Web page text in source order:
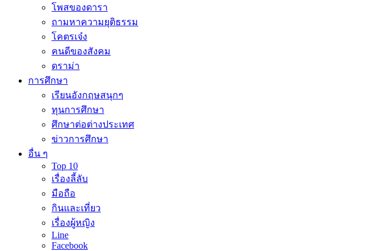
โพสของดารา
ถามหาความยุติธรรม
โคตรเจ๋ง
คนดีของสังคม
ดราม่า
การศึกษา
เรียนอังกฤษสนุกๆ
ทุนการศึกษา
ศึกษาต่อต่างประเทศ
ข่าวการศึกษา
อื่น ๆ
Top 10
เรื่องลี้ลับ
มือถือ
กินและเที่ยว
เรื่องผู้หญิง
Line
Facebook